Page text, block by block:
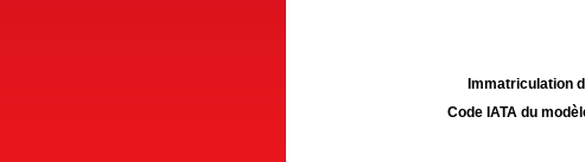
Immatriculation
Code IATA du